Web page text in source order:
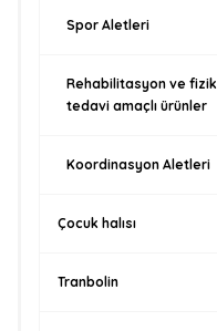
Spor Aletleri
Rehabilitasyon ve fizik
tedavi amaçlı ürünler
Koordinasyon Aletleri
Çocuk halısı
Tranbolin